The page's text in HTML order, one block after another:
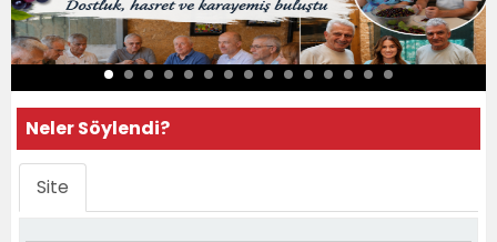
Neler Söylendi?
Site